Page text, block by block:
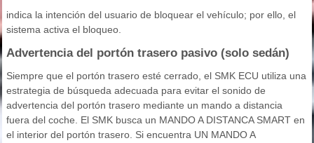
indica la intención del usuario de bloquear el vehículo; por ello, el
sistema activa el bloqueo.
Advertencia del portón trasero pasivo (solo sedán)
Siempre que el portón trasero esté cerrado, el SMK ECU utiliza una
estrategia de búsqueda adecuada para evitar el sonido de
advertencia del portón trasero mediante un mando a distancia
fuera del coche. El SMK busca un MANDO A DISTANCA SMART en
el interior del portón trasero. Si encuentra UN MANDO A